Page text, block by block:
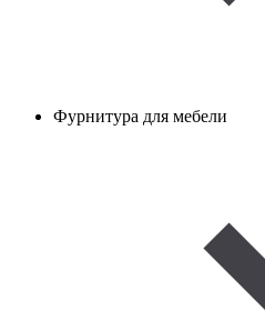
Фурнитура для мебели